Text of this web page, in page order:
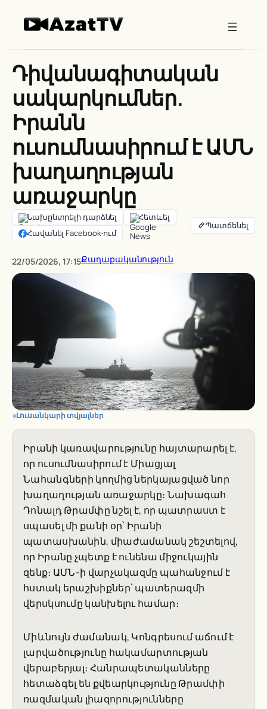
Դիվանագիտական
սակարկումներ.
Իրանն
ուսումնասիրում է ԱՄՆ
խաղաղության
առաջարկը
Նախընտրելի դարձնել
Հետևել
Հավանել Facebook-ում
22/05/2026, 17:15Քաղաքականություն
Լուսանկարի տվյալներ
Իրանի կառավարությունը հայտարարել է,
որ ուսումնասիրում է Միացյալ
Նահանգների կողմից ներկայացված նոր
խաղաղության առաջարկը։ Նախագահ
Դոնալդ Թրամփը նշել է, որ պատրաստ է
սպասել մի քանի օր՝ Իրանի
պատասխանին, միաժամանակ շեշտելով,
որ Իրանը չպետք է ունենա միջուկային
զենք։ ԱՄՆ-ի վարչակազմը պահանջում է
հստակ երաշխիքներ՝ պատերազմի
վերսկսումը կանխելու համար։
Միևնույն ժամանակ, Կոնգրեսում աճում է
լարվածությունը հակամարտության
վերաբերյալ։ Հանրապետականները
հետաձգել են քվեարկությունը Թրամփի
ռազմական լիազորությունները